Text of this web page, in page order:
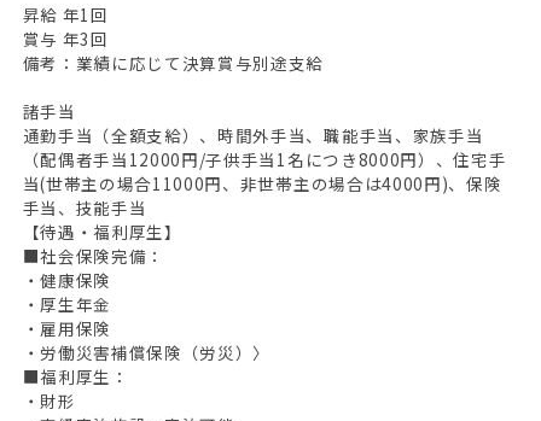
昇給 年1回
賞与 年3回
備考：業績に応じて決算賞与別途支給
諸手当
通勤手当（全額支給）、時間外手当、職能手当、家族手当
（配偶者手当12000円/子供手当1名につき8000円）、住宅手
当(世帯主の場合11000円、非世帯主の場合は4000円)、保険
手当、技能手当
【待遇・福利厚生】
■社会保険完備：
・健康保険
・厚生年金
・雇用保険
・労働災害補償保険（労災）〉
■福利厚生：
・財形